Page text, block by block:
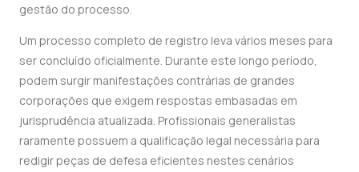
gestão do processo.
Um processo completo de registro leva vários meses para
ser concluído oficialmente. Durante este longo período,
podem surgir manifestações contrárias de grandes
corporações que exigem respostas embasadas em
jurisprudência atualizada. Profissionais generalistas
raramente possuem a qualificação legal necessária para
redigir peças de defesa eficientes nestes cenários